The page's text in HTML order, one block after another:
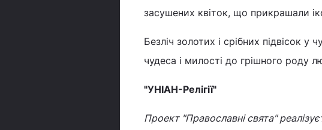
засушених квіток, що прикрашали
Безліч золотих і срібних підвісок
чудеса і милості до грішного роду
"УНІАН-Релігії"
Проект "Православні свята"